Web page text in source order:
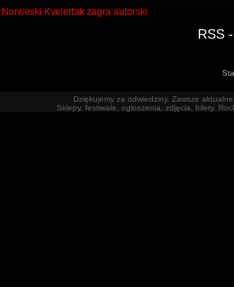
Norweski Kvelertak zagra autorski
RSS
Dziękujemy za odwiedziny. Zawsze
Sklepy, festiwale, ogłoszenia, zdjęcia, bilety.